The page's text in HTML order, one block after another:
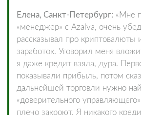
Елена, Санкт-Петербург: «Мне
«менеджер» с Azalva, очень
рассказывал про криптовалюты
заработок. Уговорил меня
я даже кредит взяла, дура.
показывали прибыль, потом
дальнейшей торговли нужно
«доверительного
плечо закроют. Я никакого